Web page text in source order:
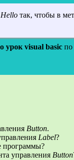
Hello так, чтобы в
урок visual basic по
Button.
Label?
программы?
управления Button